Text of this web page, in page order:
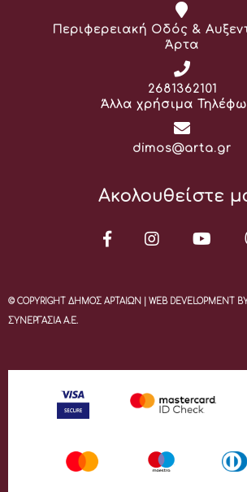
Διεύθυνση:
Περιφερειακή Οδός &
Άρτα
Τηλέφωνο:
2681362101
Άλλα χρήσιμα
Email:
dimos@arta.gr
Ακολουθείστε
© COPYRIGHT ΔΗΜΟΣ ΑΡΤΑΙΩΝ | WEB DEVELOPMENT
ΣΥΝΕΡΓΑΣΙΑ Α.Ε.